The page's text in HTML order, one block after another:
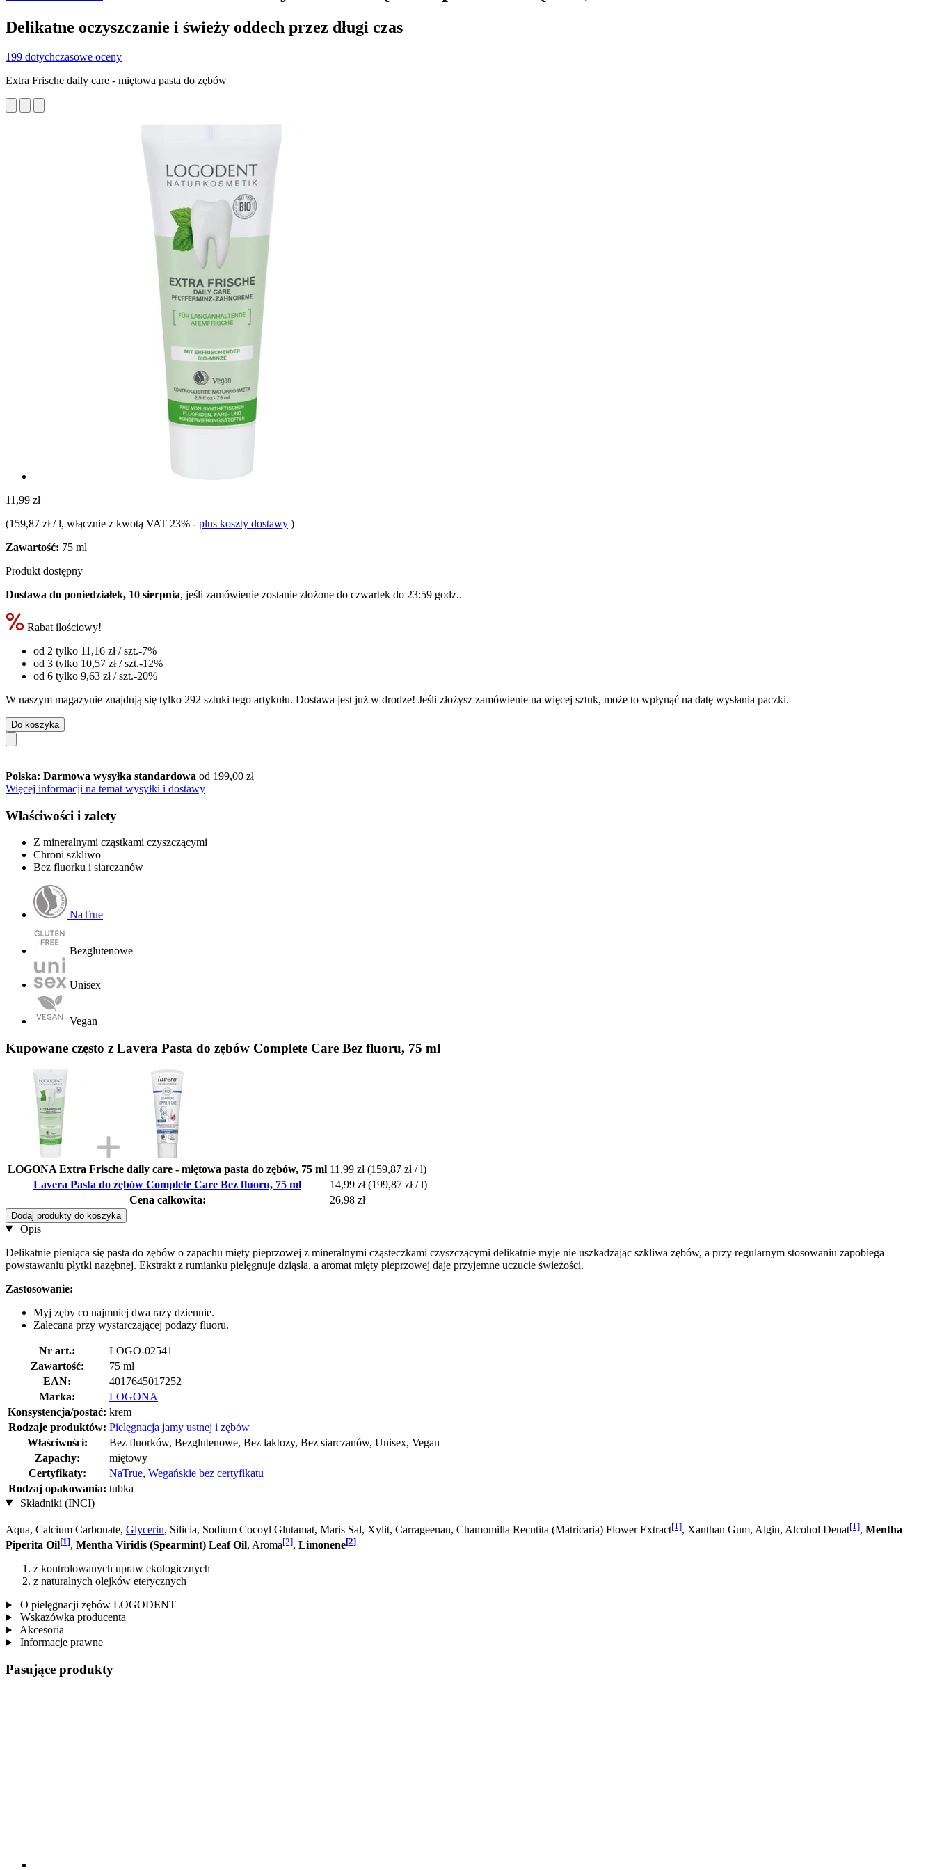
Delikatne oczyszczanie i świeży oddech przez długi czas
199 dotychczasowe oceny
Extra Frische daily care - miętowa pasta do zębów
11,99 zł
(159,87 zł / l, włącznie z kwotą VAT 23% - plus koszty dostawy )
Zawartość: 75 ml
Produkt dostępny
Dostawa do poniedziałek, 10 sierpnia, jeśli zamówienie zostanie złożone do czwartek do 23:59 godz..
Rabat ilościowy!
od 2 tylko 11,16 zł/ szt.-7%
od 3 tylko 10,57 zł/ szt.-12%
od 6 tylko 9,63 zł/ szt.-20%
W naszym magazynie znajdują się tylko 292 sztuki tego artykułu. Dostawa jest już w drodze! Jeśli złożysz zamówienie na więcej sztuk, może to wpłynąć na datę wysłania paczki.
Do koszyka
Polska: Darmowa wysyłka standardowa od 199,00 zł
Więcej informacji na temat wysyłki i dostawy
Właściwości i zalety
Z mineralnymi cząstkami czyszczącymi
Chroni szkliwo
Bez fluorku i siarczanów
NaTrue
Bezglutenowe
Unisex
Vegan
Kupowane często z Lavera Pasta do zębów Complete Care Bez fluoru, 75 ml
LOGONA Extra Frische daily care - miętowa pasta do zębów, 75 ml 11,99 zł (159,87 zł / l)
Lavera Pasta do zębów Complete Care Bez fluoru, 75 ml
14,99 zł (199,87 zł / l)
Cena całkowita:
26,98 zł
Dodaj produkty do koszyka
Opis
Delikatnie pieniąca się pasta do zębów o zapachu mięty pieprzowej z mineralnymi cząsteczkami czyszczącymi delikatnie myje nie uszkadzając szkliwa zębów, a przy regularnym stosowaniu zapobiega
powstawaniu płytki nazębnej. Ekstrakt z rumianku pielęgnuje dziąsła, a aromat mięty pieprzowej daje przyjemne uczucie świeżości.
Zastosowanie:
Myj zęby co najmniej dwa razy dziennie.
Zalecana przy wystarczającej podaży fluoru.
Nr art.:
LOGO-02541
Zawartość:
75 ml
EAN:
4017645017252
Marka:
LOGONA
Konsystencja/postać: krem
Rodzaje produktów: Pielęgnacja jamy ustnej i zębów
Właściwości:
Bez fluorków, Bezglutenowe, Bez laktozy, Bez siarczanów, Unisex, Vegan
Zapachy:
miętowy
Certyfikaty:
NaTrue, Wegańskie bez certyfikatu
Rodzaj opakowania: tubka
Składniki (INCI)
Aqua, Calcium Carbonate, Glycerin, Silicia, Sodium Cocoyl Glutamat, Maris Sal, Xylit, Carrageenan, Chamomilla Recutita (Matricaria) Flower Extract[1], Xanthan Gum, Algin, Alcohol Denat[1], Mentha
Piperita Oil[1], Mentha Viridis (Spearmint) Leaf Oil, Aroma[2], Limonene[2]
z kontrolowanych upraw ekologicznych
z naturalnych olejków eterycznych
O pielęgnacji zębów LOGODENT
Wskazówka producenta
Akcesoria
Informacje prawne
Pasujące produkty